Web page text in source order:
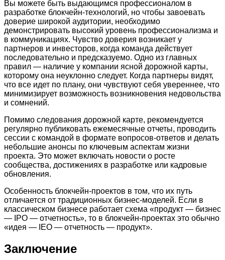
Вы можете быть выдающимся профессионалом в
разработке блокчейн-технологий, но чтобы завоевать
доверие широкой аудитории, необходимо
демонстрировать высокий уровень профессионализма и
в коммуникациях. Чувство доверия возникает у
партнеров и инвесторов, когда команда действует
последовательно и предсказуемо. Одно из главных
правил — наличие у компании ясной дорожной карты,
которому она неуклонно следует. Когда партнеры видят,
что все идет по плану, они чувствуют себя увереннее, что
минимизирует возможность возникновения недовольства
и сомнений.
Помимо следования дорожной карте, рекомендуется
регулярно публиковать ежемесячные отчеты, проводить
сессии с командой в формате вопросов-ответов и делать
небольшие анонсы по ключевым аспектам жизни
проекта. Это может включать новости о росте
сообщества, достижениях в разработке или кадровые
обновления.
Особенность блокчейн-проектов в том, что их путь
отличается от традиционных бизнес-моделей. Если в
классическом бизнесе работает схема «продукт — бизнес
— IPO — отчетность», то в блокчейн-проектах это обычно
«идея — IEO — отчетность — продукт».
Заключение